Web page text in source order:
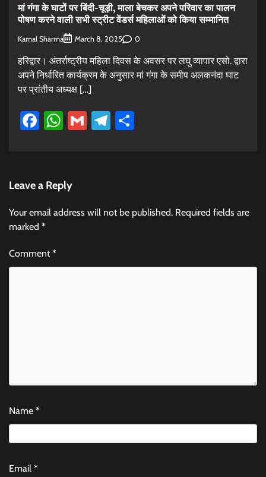
मां गंगा के घाटों पर बिंदी-चूड़ी, माला बेचकर अपने परिवार का पालन
पोषण करने वाली सभी स्ट्रीट वेंडर्स महिलाओं को किया सम्मानित
Kamal Sharma March 8, 2025 0
हरिद्वार। अंतर्राष्ट्रीय महिला दिवस के अवसर पर लघु व्यापार एसो. द्वारा
अपने निर्धारित कार्यक्रम के अनुसार मां गंगा के समीप अलकनंदा घाट
पर प्रांतीय अध्यक्ष […]
Facebook
WhatsApp
GmailTelegram
Leave a Reply
Your email address will not be published. Required fields are
marked *
Comment*
Name *
Email *